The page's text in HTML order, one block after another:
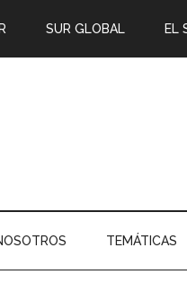
SUR GLOBAL EL
TEMÁTICAS